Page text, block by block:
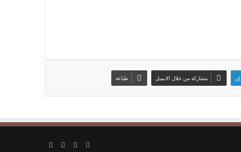
مشاركة من خلال الايميل طباعة
فيسبوك ‫YouTube